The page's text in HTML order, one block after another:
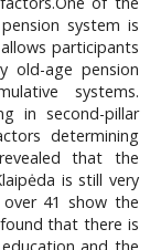
system is
participants
old-age pension
systems.
in second-pillar
determining
that the
is still very
41 show the
that there is